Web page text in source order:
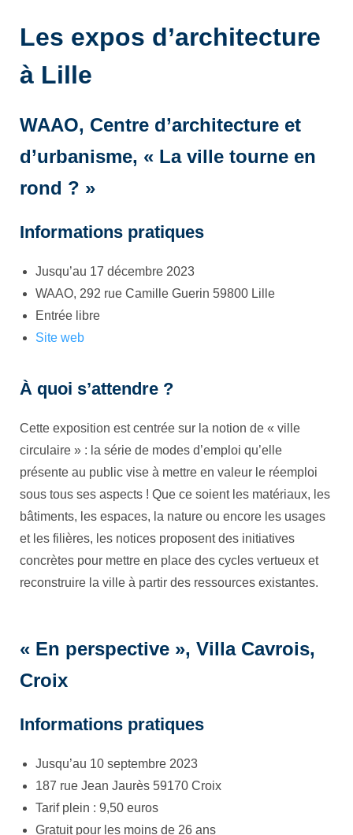
Les expos d’architecture
à Lille
WAAO, Centre d’architecture et
d’urbanisme, « La ville tourne en
rond ? »
Informations pratiques
Jusqu’au 17 décembre 2023
WAAO, 292 rue Camille Guerin 59800 Lille
Entrée libre
Site web
À quoi s’attendre ?
Cette exposition est centrée sur la notion de « ville
circulaire » : la série de modes d’emploi qu’elle
présente au public vise à mettre en valeur le réemploi
sous tous ses aspects ! Que ce soient les matériaux, les
bâtiments, les espaces, la nature ou encore les usages
et les filières, les notices proposent des initiatives
concrètes pour mettre en place des cycles vertueux et
reconstruire la ville à partir des ressources existantes.
« En perspective », Villa Cavrois,
Croix
Informations pratiques
Jusqu’au 10 septembre 2023
187 rue Jean Jaurès 59170 Croix
Tarif plein : 9,50 euros
Gratuit pour les moins de 26 ans